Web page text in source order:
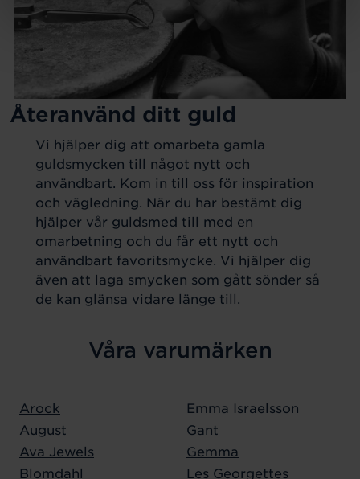
Återanvänd ditt guld
Vi hjälper dig att omarbeta gamla
guldsmycken till något nytt och
användbart. Kom in till oss för inspiration
och vägledning. När du har bestämt dig
hjälper vår guldsmed till med en
omarbetning och du får ett nytt och
användbart favoritsmycke. Vi hjälper dig
även att laga smycken som gått sönder så
de kan glänsa vidare länge till.
Våra varumärken
Arock
August
Ava Jewels
Blomdahl
Emma Israelsson
Gant
Gemma
Les Georgettes